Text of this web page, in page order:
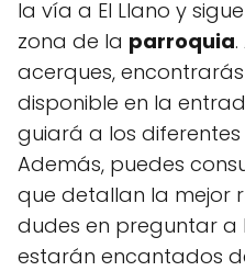
la vía a El Llano y
zona de la parroquia
acerques,
disponible en la
guiará a los
Además, puedes
que detallan la mejor
dudes en preguntar a
estarán encantados